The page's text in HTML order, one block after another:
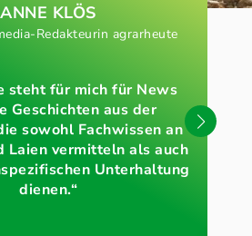
ANNE KLÖS
Redakteurin agrarheute
steht für mich für News
Geschichten aus der
sowohl Fachwissen an
Laien vermitteln als auch
Unterhaltung
dienen.“